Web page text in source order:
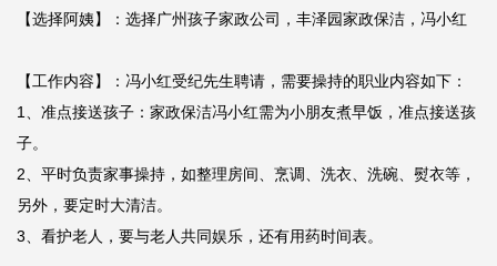
【选择阿姨】：选择广州孩子家政公司，丰泽园家政保洁，冯小红
【工作内容】：冯小红受纪先生聘请，需要操持的职业内容如下：
1、准点接送孩子：家政保洁冯小红需为小朋友煮早饭，准点接送孩
子。
2、平时负责家事操持，如整理房间、烹调、洗衣、洗碗、熨衣等，
另外，要定时大清洁。
3、看护老人，要与老人共同娱乐，还有用药时间表。